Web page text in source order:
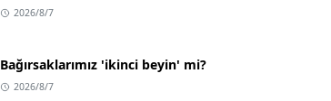
2026/8/7
Bağırsaklarımız 'ikinci beyin' mi?
2026/8/7